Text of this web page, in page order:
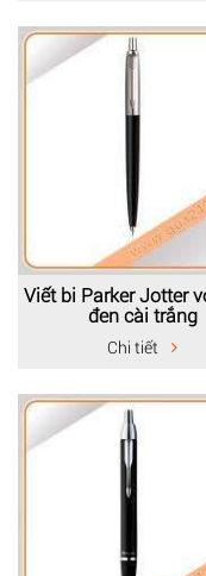
Viết bi Parker Jotter
đen cài trắng
Chi tiết